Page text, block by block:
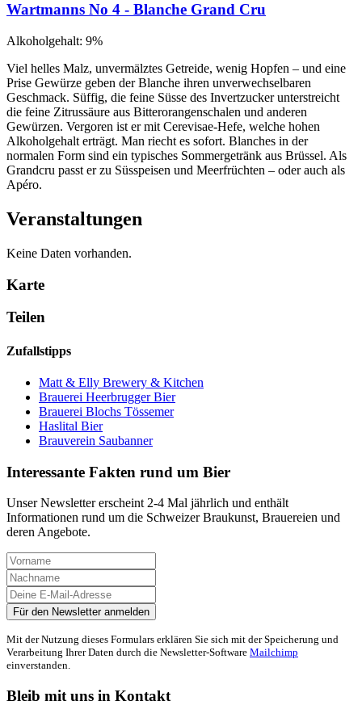
Wartmanns No 4 - Blanche Grand Cru
Alkoholgehalt: 9%
Viel helles Malz, unvermälztes Getreide, wenig Hopfen – und eine
Prise Gewürze geben der Blanche ihren unverwechselbaren
Geschmack. Süffig, die feine Süsse des Invertzucker unterstreicht
die feine Zitrussäure aus Bitterorangenschalen und anderen
Gewürzen. Vergoren ist er mit Cerevisae-Hefe, welche hohen
Alkoholgehalt erträgt. Man riecht es sofort. Blanches in der
normalen Form sind ein typisches Sommergetränk aus Brüssel. Als
Grandcru passt er zu Süsspeisen und Meerfrüchten – oder auch als
Apéro.
Veranstaltungen
Keine Daten vorhanden.
Karte
Teilen
Zufallstipps
Matt & Elly Brewery & Kitchen
Brauerei Heerbrugger Bier
Brauerei Blochs Tössemer
Haslital Bier
Brauverein Saubanner
Interessante Fakten rund um Bier
Unser Newsletter erscheint 2-4 Mal jährlich und enthält
Informationen rund um die Schweizer Braukunst, Brauereien und
deren Angebote.
Mit der Nutzung dieses Formulars erklären Sie sich mit der Speicherung und
Verarbeitung Ihrer Daten durch die Newsletter-Software Mailchimp
einverstanden.
Bleib mit uns in Kontakt